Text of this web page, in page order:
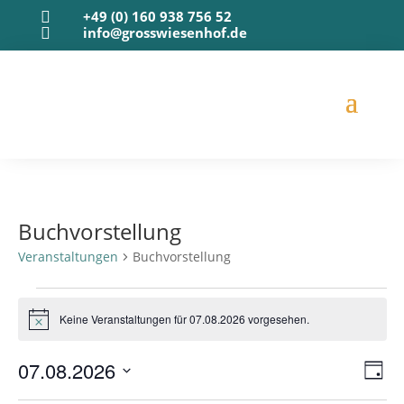

+49 (0) 160 938 756 52

info@grosswiesenhof.de
Buchvorstellung
Veranstaltungen Buchvorstellung
Veranstaltungen
für
HinweisKeine Veranstaltungen für 07.08.2026 vorgesehen.
Tag
07.08.2026
Datum